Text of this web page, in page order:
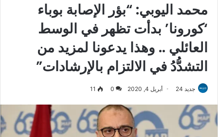
محمد اليوبي: “بؤر الإصابة بوباء
‘كورونا’ بدأت تظهر في الوسط
العائلي .. وهذا يدعونا لمزيد من
التشدُّدُ في الالتزام بالإرشادات”
جديد 24 أبريل 4, 2020 0
11